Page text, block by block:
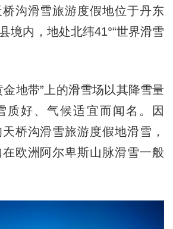
滑雪旅游度假地位于丹东
境内，地处北纬41°“世界滑雪
地带”上的滑雪场以其降雪量
质好、气候适宜而闻名。因
桥沟滑雪旅游度假地滑雪，
欧洲阿尔卑斯山脉滑雪一般